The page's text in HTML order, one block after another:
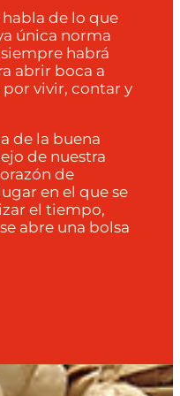
de lo que
única norma
habrá
abrir boca a
vivir, contar y
de la buena
de nuestra
de
en el que se
el tiempo,
abre una bolsa